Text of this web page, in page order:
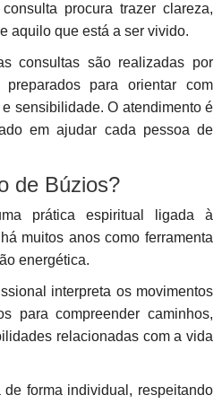
procura trazer clareza,
aquilo que está a ser vivido.
consultas são realizadas por
preparados para orientar com
sensibilidade. O atendimento é
em ajudar cada pessoa de
de Búzios?
prática espiritual ligada à
muitos anos como ferramenta
energética.
interpreta os movimentos
para compreender caminhos,
relacionadas com a vida
forma individual, respeitando